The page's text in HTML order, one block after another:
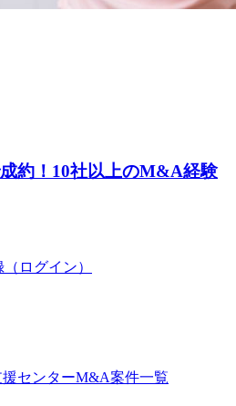
約！10社以上のM&A経験
ログイン）
センターM&A案件一覧